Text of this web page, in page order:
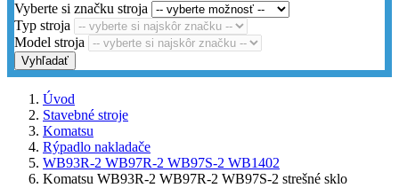
Vyberte si značku stroja
Typ stroja
Model stroja
Vyhľadať
Úvod
Stavebné stroje
Komatsu
Rýpadlo nakladače
WB93R-2 WB97R-2 WB97S-2 WB1402
Komatsu WB93R-2 WB97R-2 WB97S-2 strešné sklo